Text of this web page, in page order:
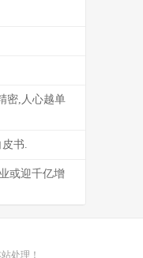
密,人心越单
书.
或迎千亿增
处理！